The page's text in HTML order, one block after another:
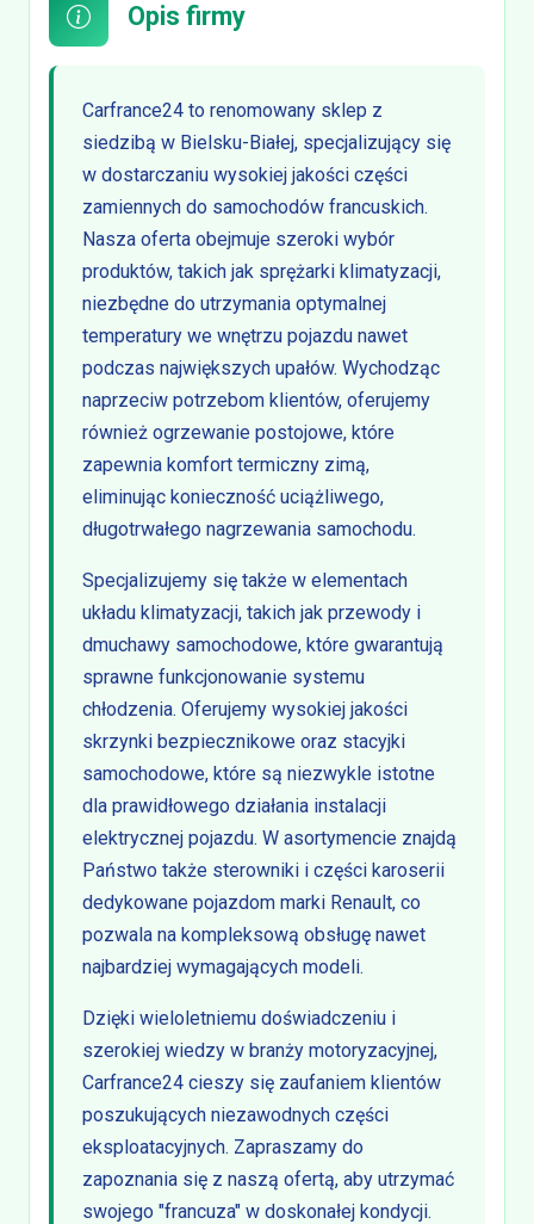
Opis firmy
Carfrance24 to renomowany sklep z
siedzibą w Bielsku-Białej, specjalizujący się
w dostarczaniu wysokiej jakości części
zamiennych do samochodów francuskich.
Nasza oferta obejmuje szeroki wybór
produktów, takich jak sprężarki klimatyzacji,
niezbędne do utrzymania optymalnej
temperatury we wnętrzu pojazdu nawet
podczas największych upałów. Wychodząc
naprzeciw potrzebom klientów, oferujemy
również ogrzewanie postojowe, które
zapewnia komfort termiczny zimą,
eliminując konieczność uciążliwego,
długotrwałego nagrzewania samochodu.
Specjalizujemy się także w elementach
układu klimatyzacji, takich jak przewody i
dmuchawy samochodowe, które gwarantują
sprawne funkcjonowanie systemu
chłodzenia. Oferujemy wysokiej jakości
skrzynki bezpiecznikowe oraz stacyjki
samochodowe, które są niezwykle istotne
dla prawidłowego działania instalacji
elektrycznej pojazdu. W asortymencie znajdą
Państwo także sterowniki i części karoserii
dedykowane pojazdom marki Renault, co
pozwala na kompleksową obsługę nawet
najbardziej wymagających modeli.
Dzięki wieloletniemu doświadczeniu i
szerokiej wiedzy w branży motoryzacyjnej,
Carfrance24 cieszy się zaufaniem klientów
poszukujących niezawodnych części
eksploatacyjnych. Zapraszamy do
zapoznania się z naszą ofertą, aby utrzymać
swojego "francuza" w doskonałej kondycji.